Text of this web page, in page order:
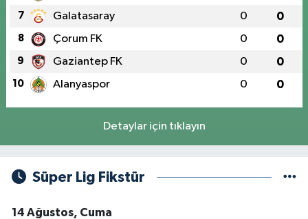
7 Galatasaray 0 0
8 Çorum FK 0 0
9 Gaziantep FK 0 0
10 Alanyaspor 0 0
Detaylar için tıklayın
Süper Lig Fikstür
14 Ağustos, Cuma